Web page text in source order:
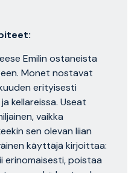
Emilin ostaneista
Monet nostavat
erityisesti
kellareissa. Useat
vaikka
sen olevan liian
käyttäjä kirjoittaa:
erinomaisesti, poistaa